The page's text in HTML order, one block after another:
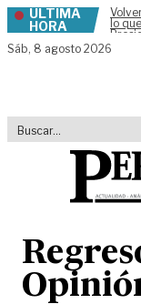
Skip to content
ÚLTIMA
HORA
lo
Sáb, 8 agosto 2026